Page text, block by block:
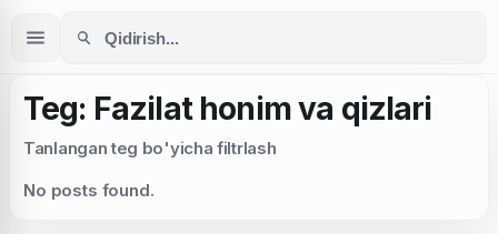
Teg: Fazilat honim va qizlari
Tanlangan teg bo'yicha filtrlash
No posts found.